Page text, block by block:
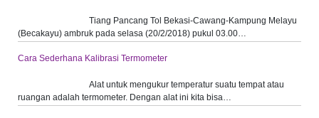
Tiang Pancang Tol Bekasi-Cawang-Kampung Melayu
(Becakayu) ambruk pada selasa (20/2/2018) pukul 03.00…
Cara Sederhana Kalibrasi Termometer
Alat untuk mengukur temperatur suatu tempat atau
ruangan adalah termometer. Dengan alat ini kita bisa…